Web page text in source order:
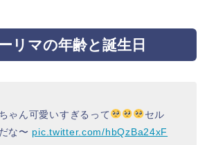
リマの年齢と誕生日
ゃん可愛いすぎるって
セル
な〜 pic.twitter.com/hbQzBa24xF